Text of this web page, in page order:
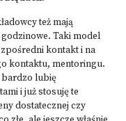
też mają
Taki model
kontakt i na
kontaktu, mentoringu.
bardzo lubię
i już stosuję te
dostatecznej czy